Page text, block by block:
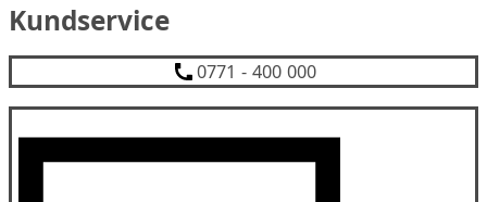
Kundservice
0771 - 400 000